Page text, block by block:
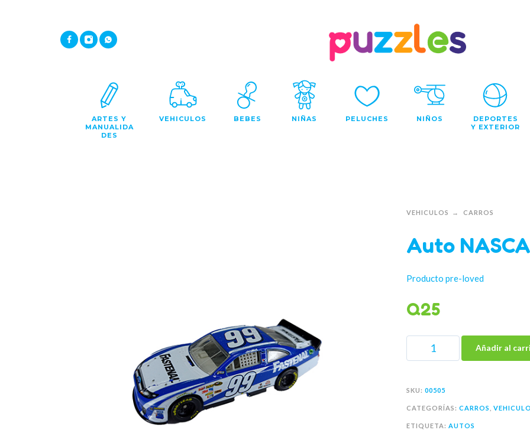
ARTES Y
MANUALIDA
DES
VEHICULOS BEBES NIÑAS PELUCHES NIÑOS
DEPORTES
Y EXTERIOR
VEHICULOS CARROS
Auto
Producto pre-loved
Q25
Añadir al
SKU: 00505
CATEGORÍAS: CARROS
ETIQUETA: AUTOS